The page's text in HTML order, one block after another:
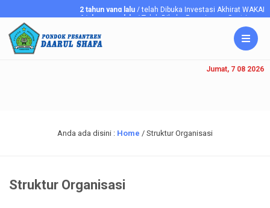
2 tahun yang lalu / telah Dibuka Investasi Akhirat WAKAF
6 tahun yang lalu/ Telah Dibuka Penerimaan Santriawan/i
Jumat, 7 08 2026
Anda ada disini : Home / Struktur Organisasi
Struktur Organisasi